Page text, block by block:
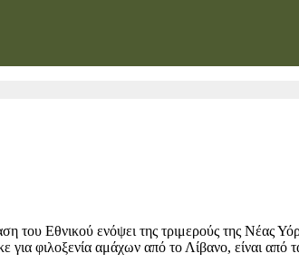
του Εθνικού ενόψει της τριμερούς της Νέας
για φιλοξενία αμάχων από το Λίβανο, είναι